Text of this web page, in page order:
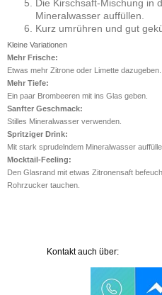
Die Kirschsaft-Mischung in
Mineralwasser auffüllen.
Kurz umrühren und gut
Kleine Variationen
Mehr Frische:
Etwas mehr Zitrone oder Limette dazugeben.
Mehr Tiefe:
Ein paar Brombeeren mit ins Glas geben.
Sanfter Geschmack:
Stilles Mineralwasser verwenden.
Spritziger Drink:
Mit stark sprudelndem Mineralwasser
Mocktail-Feeling:
Den Glasrand mit etwas Zitronensaft
Rohrzucker tauchen.
Kontakt auch über: